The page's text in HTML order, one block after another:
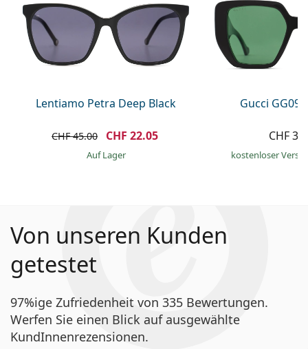
Lentiamo Petra Deep Black
CHF 45.00 CHF 22.05
auf Lager
Gucci
CHF
kostenloser
Von unseren Kunden
getestet
97%ige Zufriedenheit von 335 Bewertungen.
Werfen Sie einen Blick auf ausgewählte
KundInnenrezensionen.